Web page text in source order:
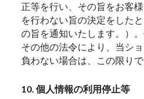
正等を行い、その旨をお客
を行わない旨の決定をした
の旨を通知いたします。）
その他の法令により、当シ
負わない場合は、この限りで
10. 個人情報の利用停止等